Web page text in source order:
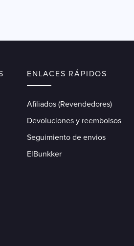
ENLACES RÁPIDOS
Afiliados (Revendedores)
Devoluciones y reembolsos
Seguimiento de envios
ElBunkker